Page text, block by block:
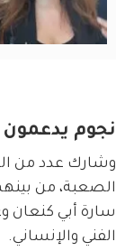
نجوم
وشارك عدد من
الصعبة، من
سارة أبي
الفني والإنساني.